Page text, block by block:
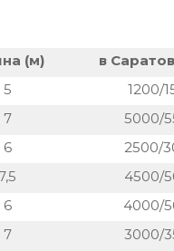
(м) в
5 1200/
7 5000/
6 2500/
7,5 4500/
6 4000/
7 3000/